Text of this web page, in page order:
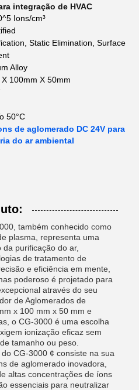
integração de HVAC
Ions/cm³
Static Elimination, Surface
Alloy
100mm X 50mm
50°C
de aglomerado DC 24V para
do ar ambiental
também conhecido como
plasma, representa uma
purificação do ar,
de tratamento de
e eficiência em mente,
poderoso é projetado para
através do seu
de Aglomerados de
x 100 mm x 50 mm e
o CG-3000 é uma escolha
ionização eficaz sem
tamanho ou peso.
CG-3000 ¢ consiste na sua
de aglomerado inovadora,
altas concentrações de íons
essenciais para neutralizar